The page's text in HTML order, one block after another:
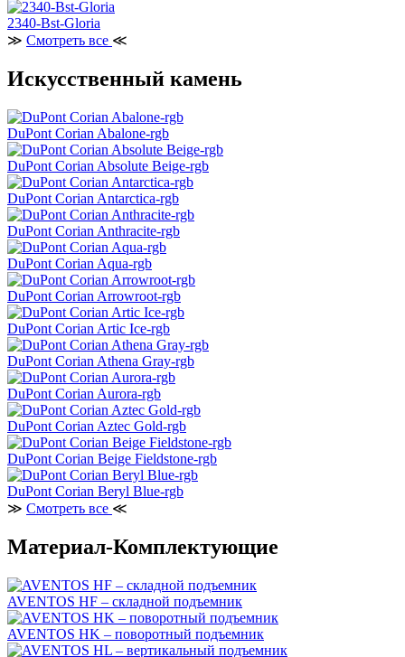
2340-Bst-Gloria
≫ Смотреть все ≪
Искусственный камень
DuPont Corian Abalone-rgb
DuPont Corian Absolute Beige-rgb
DuPont Corian Antarctica-rgb
DuPont Corian Anthracite-rgb
DuPont Corian Aqua-rgb
DuPont Corian Arrowroot-rgb
DuPont Corian Artic Ice-rgb
DuPont Corian Athena Gray-rgb
DuPont Corian Aurora-rgb
DuPont Corian Aztec Gold-rgb
DuPont Corian Beige Fieldstone-rgb
DuPont Corian Beryl Blue-rgb
≫ Смотреть все ≪
Материал-Комплектующие
AVENTOS HF – складной подъемник
AVENTOS HK – поворотный подъемник